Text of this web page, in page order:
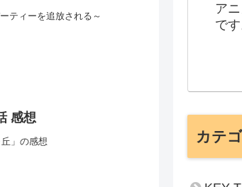
ティーを追放される～
感想
」の感想
ア
です
カテ